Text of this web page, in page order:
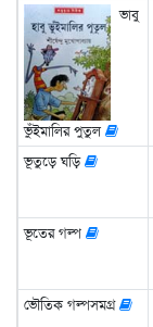
ভাবু
ভুঁইমালির পুতুল
ভূতুড়ে ঘড়ি
ভূতের গল্প
ভৌতিক গল্পসমগ্র